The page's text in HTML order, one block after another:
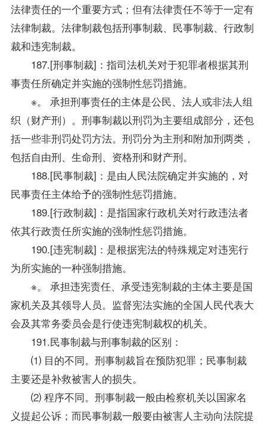
法律责任的一个重要方式；但有法律责任不等于一定有
法律制裁。法律制裁包括刑事制裁、民事制裁、行政制
裁和违宪制裁。
187.[刑事制裁]：指司法机关对于犯罪者根据其刑
事责任所确定并实施的强制性惩罚措施。
※。 承担刑事责任的主体是公民、法人或非法人组
织（财产刑）。刑事制裁以刑罚为主要组成部分，还包
括一些非刑罚处罚方法。刑罚分为主刑和附加刑两类，
包括自由刑、生命刑、资格刑和财产刑。
188.[民事制裁]：是由人民法院确定并实施的，对
民事责任主体给予的强制性惩罚措施。
189.[行政制裁]：是指国家行政机关对行政违法者
依其行政责任所实施的强制性惩罚措施。
190.[违宪制裁]：是根据宪法的特殊规定对违宪行
为所实施的一种强制措施。
※。 承担违宪责任、承受违宪制裁的主体主要是国
家机关及其领导人员。监督宪法实施的全国人民代表大
会及其常务委员会是行使违宪制裁权的机关。
191.民事制裁与刑事制裁的区别：
⑴ 目的不同。刑事制裁旨在预防犯罪；民事制裁
主要还是补救被害人的损失。
⑵ 程序不同。刑事制裁一般由检察机关以国家名
义提起公诉；而民事制裁一般要由被害人主动向法院提